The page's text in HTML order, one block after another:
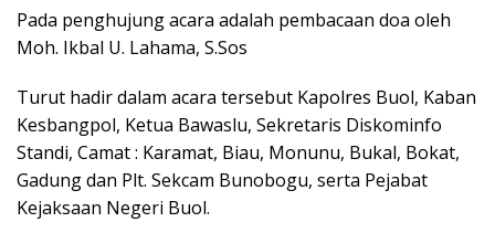
Pada penghujung acara adalah pembacaan doa oleh
Moh. Ikbal U. Lahama, S.Sos
Turut hadir dalam acara tersebut Kapolres Buol, Kaban
Kesbangpol, Ketua Bawaslu, Sekretaris Diskominfo
Standi, Camat : Karamat, Biau, Monunu, Bukal, Bokat,
Gadung dan Plt. Sekcam Bunobogu, serta Pejabat
Kejaksaan Negeri Buol.